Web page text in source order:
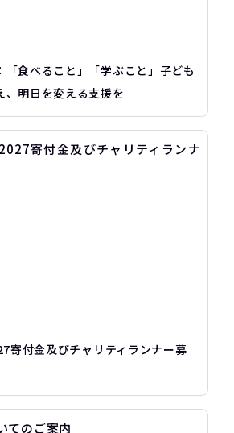
「食べること」「学ぶこと」子ども
、明日を変える支援を
寄付金及びチャリティランナー募